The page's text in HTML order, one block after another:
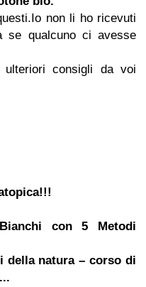
Io non li ho ricevuti
se qualcuno ci avesse
ulteriori consigli da voi
con 5 Metodi
della natura – corso di